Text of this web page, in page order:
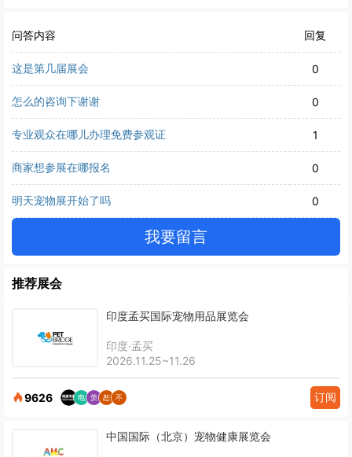
问答内容 回复
这是第几届展会 0
怎么的咨询下谢谢 0
专业观众在哪儿办理免费参观证 1
商家想参展在哪报名 0
明天宠物展开始了吗 0
我要留言
推荐展会
印度孟买国际宠物用品展览会
印度·孟买
2026.11.25~11.26
9626 订阅
中国国际（北京）宠物健康展览会